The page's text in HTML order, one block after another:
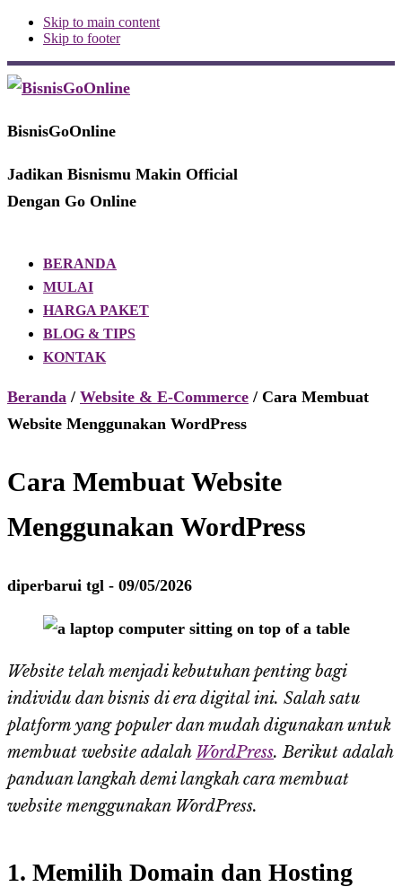
Skip to main content
Skip to footer
Additional
menu
BisnisGoOnline
Jadikan Bisnismu Makin Official
Dengan Go Online
BERANDA
MULAI
HARGA PAKET
BLOG & TIPS
KONTAK
Beranda / Website & E-Commerce / Cara Membuat
Website Menggunakan WordPress
Cara Membuat Website
Menggunakan WordPress
diperbarui tgl - 09/05/2026
Website telah menjadi kebutuhan penting bagi
individu dan bisnis di era digital ini. Salah satu
platform yang populer dan mudah digunakan untuk
membuat website adalah WordPress. Berikut adalah
panduan langkah demi langkah cara membuat
website menggunakan WordPress.
1. Memilih Domain dan Hosting